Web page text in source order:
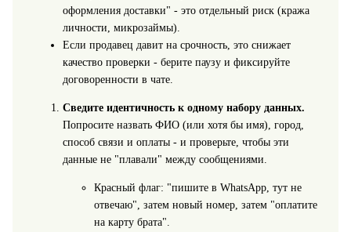
оформления доставки" - это отдельный риск (кража
личности, микрозаймы).
Если продавец давит на срочность, это снижает
качество проверки - берите паузу и фиксируйте
договоренности в чате.
Сведите идентичность к одному набору данных.
Попросите назвать ФИО (или хотя бы имя), город,
способ связи и оплаты - и проверьте, чтобы эти
данные не "плавали" между сообщениями.
Красный флаг: "пишите в WhatsApp, тут не
отвечаю", затем новый номер, затем "оплатите
на карту брата".